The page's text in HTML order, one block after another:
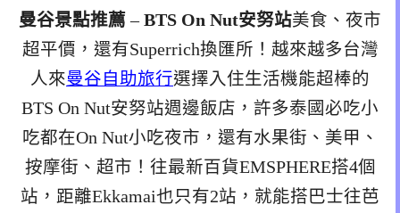
曼谷景點推薦–BTS On Nut安努站美食、夜市
超平價，還有Superrich換匯所！越來越多台灣
人來曼谷自助旅行選擇入住生活機能超棒的
BTS On Nut安努站週邊飯店，許多泰國必吃小
吃都在On Nut小吃夜市，還有水果街、美甲、
按摩街、超市！往最新百貨EMSPHERE搭4個
站，距離Ekkamai也只有2站，就能搭巴士往芭